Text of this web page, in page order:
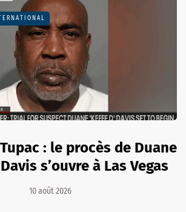
: le procès de Duane
s’ouvre à Las Vegas
10 août 2026